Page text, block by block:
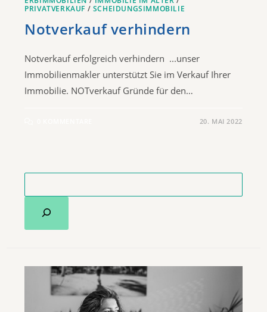
PRIVATVERKAUF / SCHEIDUNGSIMMOBILIE
Notverkauf verhindern
Notverkauf erfolgreich verhindern ...unser
Immobilienmakler unterstützt Sie im Verkauf Ihrer
Immobilie. NOTverkauf Gründe für den…
20. MAI 2022